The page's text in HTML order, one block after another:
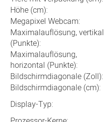
Höhe (cm):
Megapixel Webcam:
Maximalauflösung, vertikal
(Punkte):
Maximalauflösung,
horizontal (Punkte):
Bildschirmdiagonale (Zoll):
Bildschirmdiagonale (cm):
Display-Typ: